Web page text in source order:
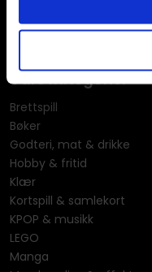
Våre kategorier
Brettspill
Bøker
Godteri, mat & drikke
Hobby & fritid
Klær
Kortspill & samlekort
KPOP & musikk
LEGO
Manga